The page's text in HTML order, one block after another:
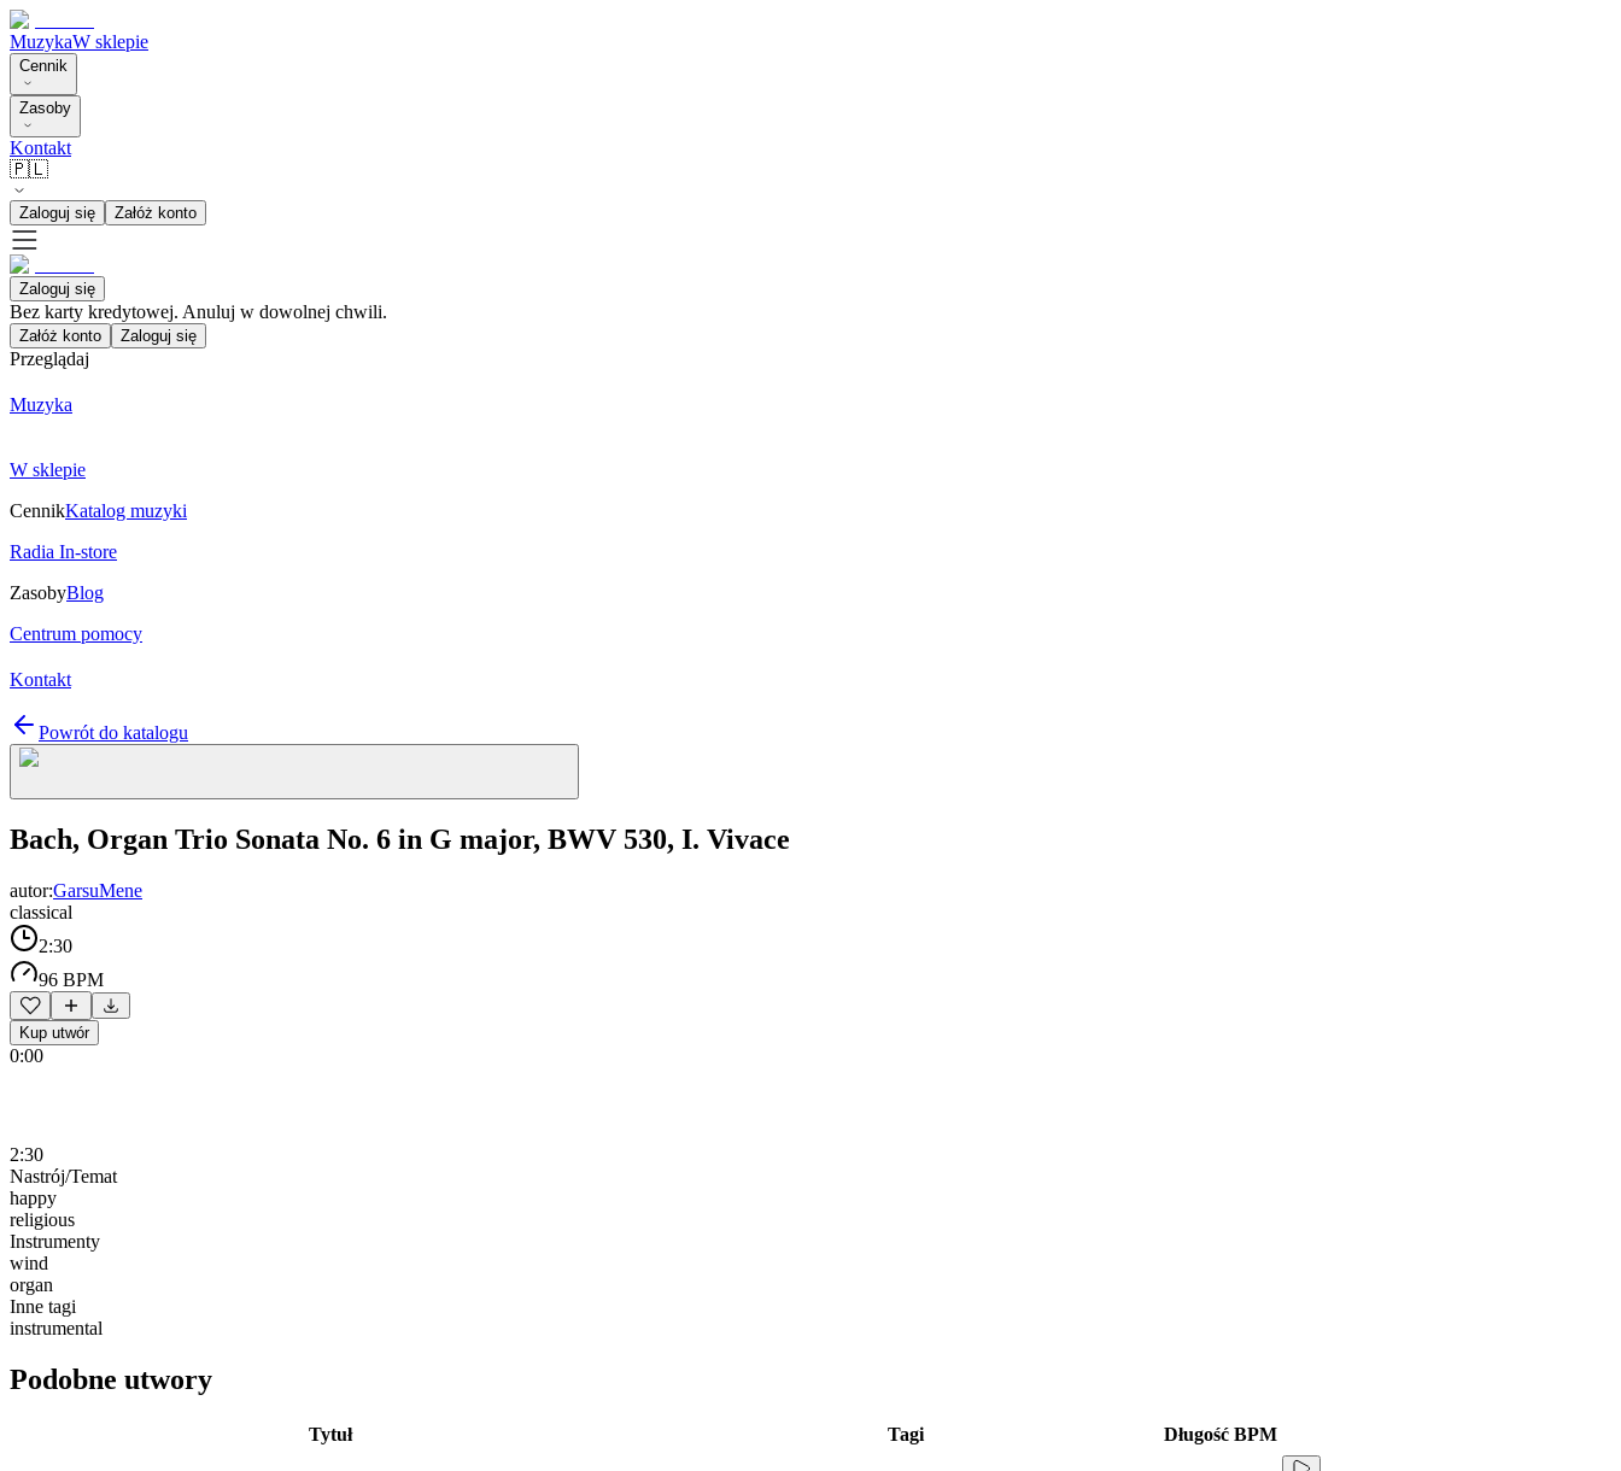
MuzykaW sklepie
Cennik
Zasoby
Kontakt
🇵🇱
Zaloguj się Załóż konto
Zaloguj się
Bez karty kredytowej. Anuluj w dowolnej chwili.
Załóż konto Zaloguj się
Przeglądaj
Muzyka
W sklepie
CennikKatalog muzyki
Radia In-store
ZasobyBlog
Centrum pomocy
Kontakt
Powrót do katalogu
Bach, Organ Trio Sonata No. 6 in G major, BWV 530, I. Vivace
autor:GarsuMene
classical
2:30
96 BPM
Kup utwór
0:00
2:30
Nastrój/Temat
happy
religious
Instrumenty
wind
organ
Inne tagi
instrumental
Podobne utwory
Tytuł Tagi Długość BPM